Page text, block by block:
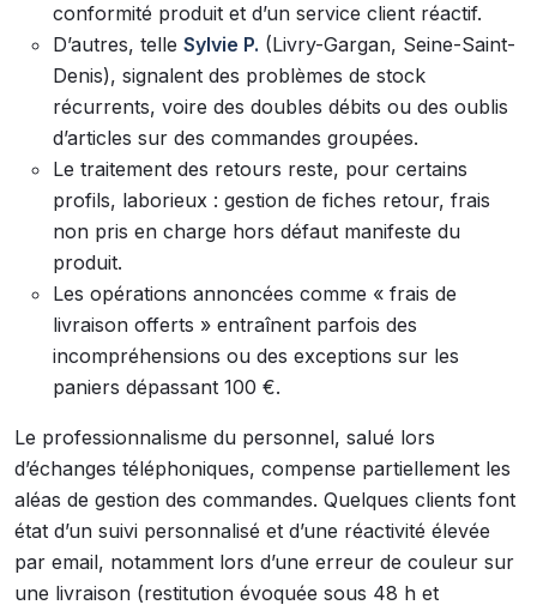
conformité produit et d’un service client réactif.
D’autres, telle Sylvie P. (Livry-Gargan, Seine-Saint-
Denis), signalent des problèmes de stock
récurrents, voire des doubles débits ou des oublis
d’articles sur des commandes groupées.
Le traitement des retours reste, pour certains
profils, laborieux : gestion de fiches retour, frais
non pris en charge hors défaut manifeste du
produit.
Les opérations annoncées comme « frais de
livraison offerts » entraînent parfois des
incompréhensions ou des exceptions sur les
paniers dépassant 100 €.
Le professionnalisme du personnel, salué lors
d’échanges téléphoniques, compense partiellement les
aléas de gestion des commandes. Quelques clients font
état d’un suivi personnalisé et d’une réactivité élevée
par email, notamment lors d’une erreur de couleur sur
une livraison (restitution évoquée sous 48 h et